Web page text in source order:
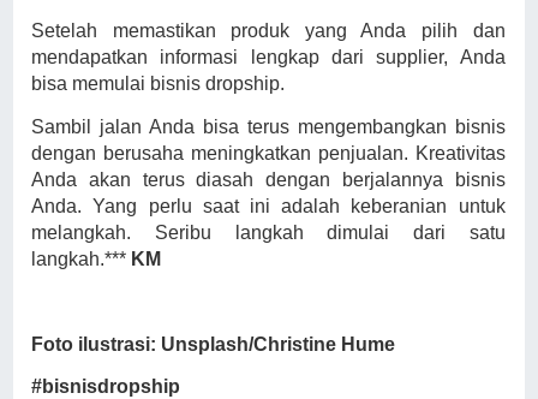
Setelah memastikan produk yang Anda pilih dan
mendapatkan informasi lengkap dari supplier, Anda
bisa memulai bisnis dropship.
Sambil jalan Anda bisa terus mengembangkan bisnis
dengan berusaha meningkatkan penjualan. Kreativitas
Anda akan terus diasah dengan berjalannya bisnis
Anda. Yang perlu saat ini adalah keberanian untuk
melangkah. Seribu langkah dimulai dari satu
langkah.*** KM
Foto ilustrasi: Unsplash/Christine Hume
#bisnisdropship